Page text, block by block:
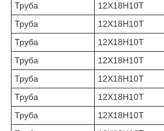
Труба
12Х18Н10Т
Труба
12Х18Н10Т
Труба
12Х18Н10Т
Труба
12Х18Н10Т
Труба
12Х18Н10Т
Труба
12Х18Н10Т
Труба
12Х18Н10Т